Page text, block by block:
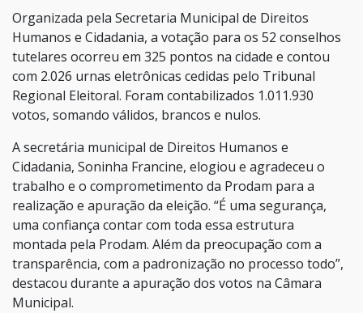
Organizada pela Secretaria Municipal de Direitos
Humanos e Cidadania, a votação para os 52 conselhos
tutelares ocorreu em 325 pontos na cidade e contou
com 2.026 urnas eletrônicas cedidas pelo Tribunal
Regional Eleitoral. Foram contabilizados 1.011.930
votos, somando válidos, brancos e nulos.
A secretária municipal de Direitos Humanos e
Cidadania, Soninha Francine, elogiou e agradeceu o
trabalho e o comprometimento da Prodam para a
realização e apuração da eleição. “É uma segurança,
uma confiança contar com toda essa estrutura
montada pela Prodam. Além da preocupação com a
transparência, com a padronização no processo todo”,
destacou durante a apuração dos votos na Câmara
Municipal.